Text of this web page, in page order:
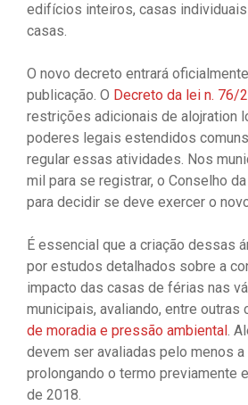
edifícios inteiros, casas
casas.
O novo decreto entrará
publicação. O Decreto da lei n. 76/
restrições adicionais de alojration
poderes legais estendidos
regular essas atividades. Nos
mil para se registrar, o Conselho
para decidir se deve exercer o
É essencial que a criação dessas
por estudos detalhados sobre a
impacto das casas de férias nas
municipais, avaliando, entre outras
de moradia e pressão ambiental.
devem ser avaliadas pelo menos a
prolongando o termo previamente
de 2018.